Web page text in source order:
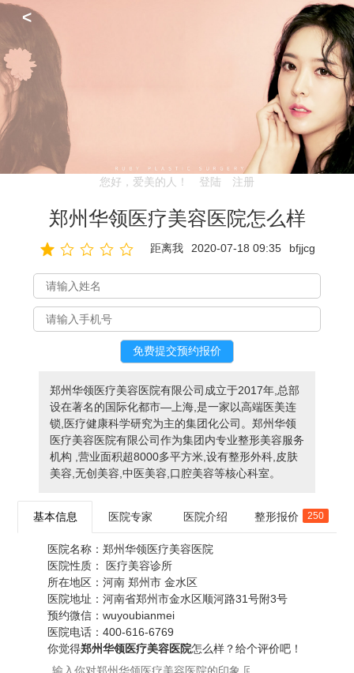
<
您好，爱美的人！ 登陆 注册
郑州华领医疗美容医院怎么样
距离我 2020-07-18 09:35 bfjjcg
郑州华领医疗美容医院有限公司成立于2017年,总部
设在著名的国际化都市—上海,是一家以高端医美连
锁,医疗健康科学研究为主的集团化公司。郑州华领
医疗美容医院有限公司作为集团内专业整形美容服务
机构 ,营业面积超8000多平方米,设有整形外科,皮肤
美容,无创美容,中医美容,口腔美容等核心科室。
基本信息 医院专家 医院介绍 整形报价 250
医院名称：郑州华领医疗美容医院
医院性质：
医疗美容诊所
所在地区：河南 郑州市 金水区
医院地址：河南省郑州市金水区顺河路31号附3号
预约微信：wuyoubianmei
医院电话：400-616-6769
你觉得郑州华领医疗美容医院怎么样？给个评价吧！